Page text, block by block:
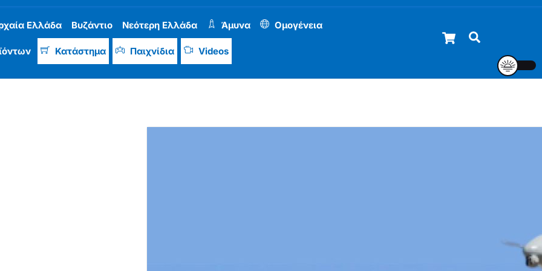
Cart
Ελλάδα Βυζάντιο Νεότερη Ελλάδα Άμυνα Ομογένεια
Κατάστημα Παιχνίδια Videos